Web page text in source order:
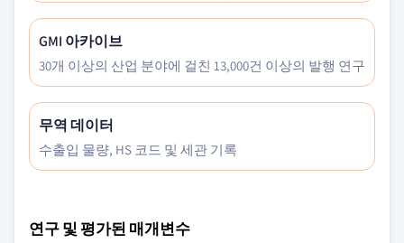
GMI 아카이브
30개 이상의 산업 분야에 걸친 13,000건 이상의 발행 연구
무역 데이터
수출입 물량, HS 코드 및 세관 기록
연구 및 평가된 매개변수